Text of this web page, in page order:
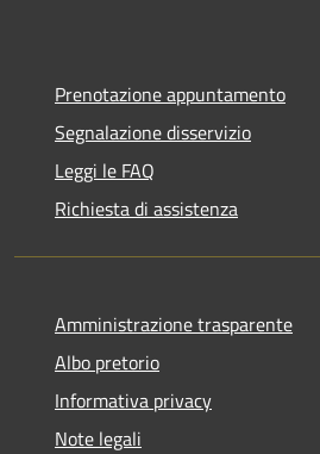
Prenotazione appuntamento
Segnalazione disservizio
Leggi le FAQ
Richiesta di assistenza
Amministrazione trasparente
Albo pretorio
Informativa privacy
Note legali